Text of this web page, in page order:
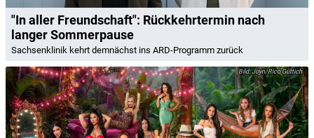
"In aller Freundschaft": Rückkehrtermin nach
langer Sommerpause
Sachsenklinik kehrt demnächst ins ARD-Programm zurück
Joyn/Rico Güttich